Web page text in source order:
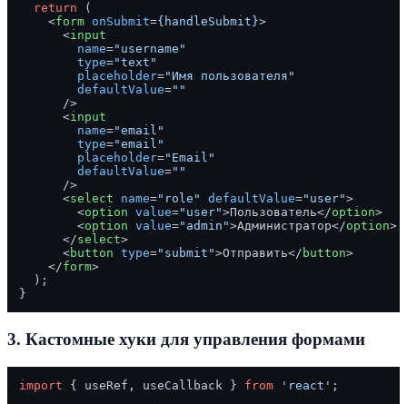
return (
<form onSubmit={handleSubmit}>
<input
name="username"
type="text"
placeholder="Имя пользователя"
defaultValue=""
      />
<input
name="email"
type="email"
placeholder="Email"
defaultValue=""
      />
<select name="role" defaultValue="user">
<option value="user">Пользователь</option>
<option value="admin">Администратор</option>
</select>
<button type="submit">Отправить</ button>
</form>
  );
3. Кастомные хуки для управления формами
import { useRef, useCallback } from 'react' ;